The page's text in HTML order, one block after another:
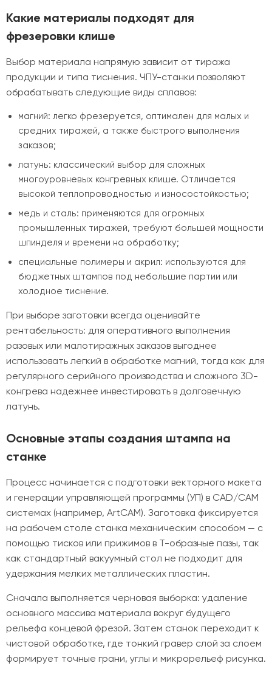
Какие материалы подходят для
фрезеровки клише
Выбор материала напрямую зависит от тиража
продукции и типа тиснения. ЧПУ-станки позволяют
обрабатывать следующие виды сплавов:
магний: легко фрезеруется, оптимален для малых и
средних тиражей, а также быстрого выполнения
заказов;
латунь: классический выбор для сложных
многоуровневых конгревных клише. Отличается
высокой теплопроводностью и износостойкостью;
медь и сталь: применяются для огромных
промышленных тиражей, требуют большей мощности
шпинделя и времени на обработку;
специальные полимеры и акрил: используются для
бюджетных штампов под небольшие партии или
холодное тиснение.
При выборе заготовки всегда оценивайте
рентабельность: для оперативного выполнения
разовых или малотиражных заказов выгоднее
использовать легкий в обработке магний, тогда как для
регулярного серийного производства и сложного 3D-
конгрева надежнее инвестировать в долговечную
латунь.
Основные этапы создания штампа на
станке
Процесс начинается с подготовки векторного макета
и генерации управляющей программы (УП) в CAD/CAM
системах (например, ArtCAM). Заготовка фиксируется
на рабочем столе станка механическим способом — с
помощью тисков или прижимов в Т-образные пазы, так
как стандартный вакуумный стол не подходит для
удержания мелких металлических пластин.
Сначала выполняется черновая выборка: удаление
основного массива материала вокруг будущего
рельефа концевой фрезой. Затем станок переходит к
чистовой обработке, где тонкий гравер слой за слоем
формирует точные грани, углы и микрорельеф рисунка.